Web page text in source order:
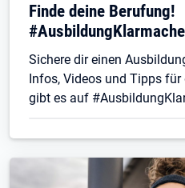
Finde deine Berufung!
Sichere dir einen
Infos, Videos und Tipps
gibt es auf